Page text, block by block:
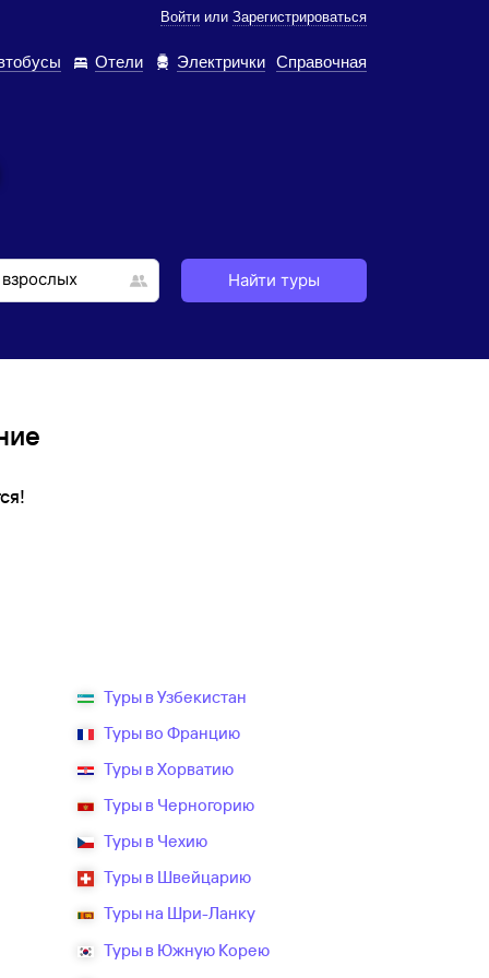
Войти или Зарегистрироваться
Отели Электрички Справочная
Найти туры
Туры в Узбекистан
Туры во Францию
Туры в Хорватию
Туры в Черногорию
Туры в Чехию
Туры в Швейцарию
Туры на Шри-Ланку
Туры в Южную Корею